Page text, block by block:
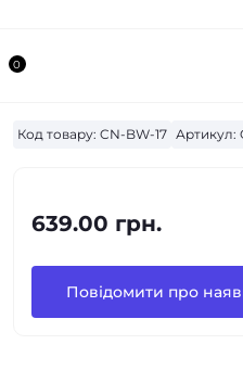
0
Код товару: CN-BW-17 Артикул:
639.00 грн.
Повідомити про